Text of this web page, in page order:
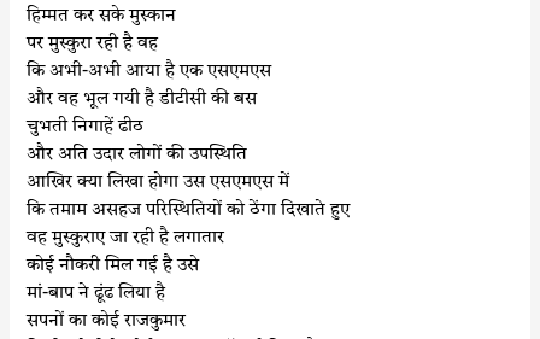
हिम्मत कर सके मुस्कान
पर मुस्कुरा रही है वह
कि अभी-अभी आया है एक एसएमएस
और वह भूल गयी है डीटीसी की बस
चुभती निगाहें ढीठ
और अति उदार लोगों की उपस्थिति
आखिर क्या लिखा होगा उस एसएमएस में
कि तमाम असहज परिस्थितियों को ठेंगा दिखाते हुए
वह मुस्कुराए जा रही है लगातार
कोई नौकरी मिल गई है उसे
मां-बाप ने ढूंढ लिया है
सपनों का कोई राजकुमार